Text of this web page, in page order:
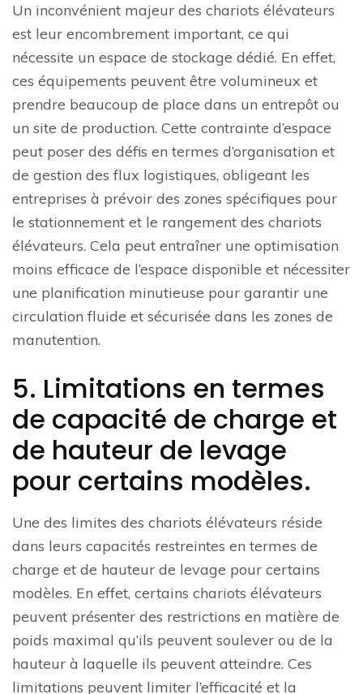
Un inconvénient majeur des chariots élévateurs
est leur encombrement important, ce qui
nécessite un espace de stockage dédié. En effet,
ces équipements peuvent être volumineux et
prendre beaucoup de place dans un entrepôt ou
un site de production. Cette contrainte d’espace
peut poser des défis en termes d’organisation et
de gestion des flux logistiques, obligeant les
entreprises à prévoir des zones spécifiques pour
le stationnement et le rangement des chariots
élévateurs. Cela peut entraîner une optimisation
moins efficace de l’espace disponible et nécessiter
une planification minutieuse pour garantir une
circulation fluide et sécurisée dans les zones de
manutention.
5. Limitations en termes
de capacité de charge et
de hauteur de levage
pour certains modèles.
Une des limites des chariots élévateurs réside
dans leurs capacités restreintes en termes de
charge et de hauteur de levage pour certains
modèles. En effet, certains chariots élévateurs
peuvent présenter des restrictions en matière de
poids maximal qu’ils peuvent soulever ou de la
hauteur à laquelle ils peuvent atteindre. Ces
limitations peuvent limiter l’efficacité et la